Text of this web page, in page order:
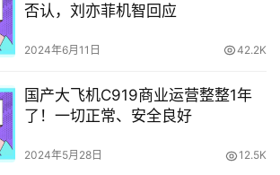
否认，刘亦菲机智回应
2024年6月11日 42.2K
国产大飞机C919商业运营整整1年
了！一切正常、安全良好
2024年5月28日 12.5K